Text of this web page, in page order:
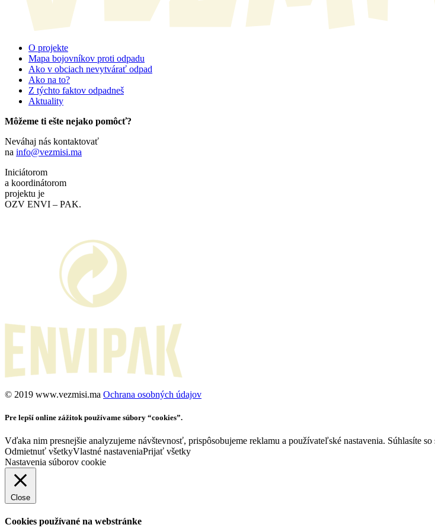
O projekte
Mapa bojovníkov proti odpadu
Ako v obciach nevytvárať odpad
Ako na to?
Z týchto faktov odpadneš
Aktuality
Môžeme ti ešte nejako pomôcť?
Neváhaj nás kontaktovať
na info@vezmisi.ma
Iniciátorom
a koordinátorom
projektu je
OZV ENVI – PAK.
©️ 2019 www.vezmisi.ma Ochrana osobných údajov
Pre lepší online zážitok používame súbory “cookies”.
Vďaka nim presnejšie analyzujeme návštevnosť, prispôsobujeme reklamu a používateľské nastavenia. Súhlasíte
Odmietnuť všetkyVlastné nastaveniaPrijať všetky
Nastavenia súborov cookie
Close
Cookies používané na webstránke